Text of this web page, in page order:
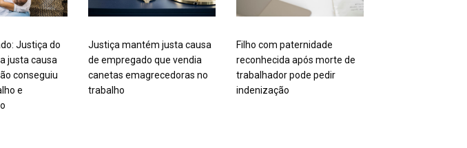
Justiça do
justa causa
conseguiu
e
Justiça mantém justa causa
de empregado que vendia
canetas emagrecedoras no
trabalho
Filho com paternidade
reconhecida após morte de
trabalhador pode pedir
indenização